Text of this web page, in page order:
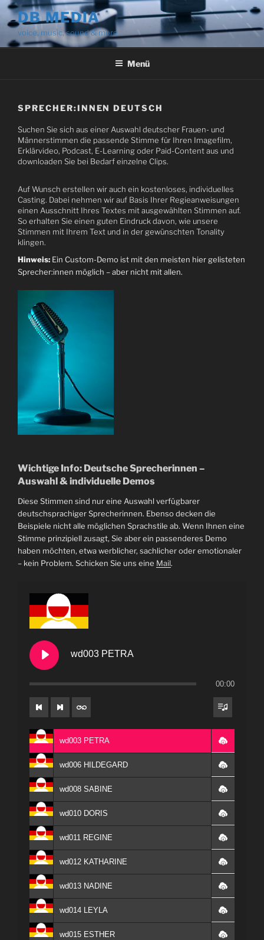
Zum
Inhalt
springen
DB MEDIA
voice, music, sound & more
Menü
SPRECHER:INNEN DEUTSCH
Suchen Sie sich aus einer Auswahl deutscher Frauen- und
Männerstimmen die passende Stimme für Ihren Imagefilm,
Erklärvideo, Podcast, E-Learning oder Paid-Content aus und
downloaden Sie bei Bedarf einzelne Clips.
Auf Wunsch erstellen wir auch ein kostenloses, individuelles
Casting. Dabei nehmen wir auf Basis Ihrer Regieanweisungen
einen Ausschnitt Ihres Textes mit ausgewählten Stimmen auf.
So erhalten Sie einen guten Eindruck davon, wie unsere
Stimmen mit Ihrem Text und in der gewünschten Tonality
klingen.
Hinweis: Ein Custom-Demo ist mit den meisten hier gelisteten
Sprecher:innen möglich – aber nicht mit allen.
Wichtige Info: Deutsche Sprecherinnen –
Auswahl & individuelle Demos
Diese Stimmen sind nur eine Auswahl verfügbarer
deutschsprachiger Sprecherinnen. Ebenso decken die
Beispiele nicht alle möglichen Sprachstile ab. Wenn Ihnen eine
Stimme prinzipiell zusagt, Sie aber ein passenderes Demo
haben möchten, etwa werblicher, sachlicher oder emotionaler
– kein Problem. Schicken Sie uns eine Mail.
wd003 PETRA
00:00
wd003 PETRA
wd006 HILDEGARD
wd008 SABINE
wd010 DORIS
wd011 REGINE
wd012 KATHARINE
wd013 NADINE
wd014 LEYLA
wd015 ESTHER